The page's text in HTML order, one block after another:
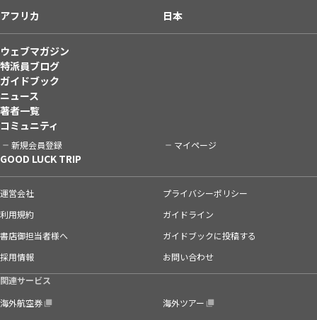
アフリカ
日本
ウェブマガジン
特派員ブログ
ガイドブック
ニュース
著者一覧
コミュニティ
新規会員登録 マイページ
GOOD LUCK TRIP
運営会社
プライバシーポリシー
利用規約
ガイドライン
書店御担当者様へ
ガイドブックに投稿する
採用情報
お問い合わせ
関連サービス
海外航空券
海外ツアー